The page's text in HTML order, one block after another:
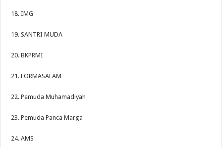
18. IMG
19. SANTRI MUDA
20. BKPRMI
21. FORMASALAM
22. Pemuda Muhamadiyah
23. Pemuda Panca Marga
24. AMS